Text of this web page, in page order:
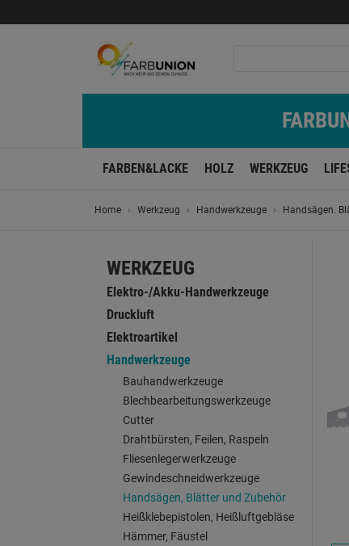
FARBEN&LACKE HOLZ WERKZEUG
Home Werkzeug Handwerkzeuge Handsägen.
WERKZEUG
Elektro-/Akku-Handwerkzeuge
Druckluft
Elektroartikel
Handwerkzeuge
Bauhandwerkzeuge
Blechbearbeitungswerkzeuge
Cutter
Drahtbürsten, Feilen, Raspeln
Fliesenlegerwerkzeuge
Gewindeschneidwerkzeuge
Handsägen, Blätter und Zubehör
Heißklebepistolen, Heißluftgebläse
Hämmer, Fäustel